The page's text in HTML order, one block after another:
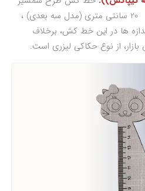
دزدان دریایی کارائیب (حکاکی) 20 سانتی متری (مدل سه بعدی) ،
ها در این خط کش، برخلاف
از نوع حکاکی لیزری است.